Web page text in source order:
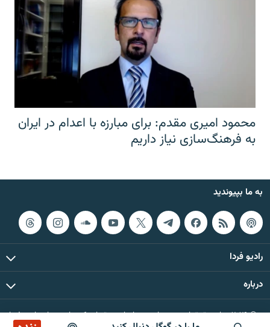
محمود امیری مقدم: برای مبارزه با اعدام در ایران
به فرهنگ‌سازی نیاز داریم
به ما بپیوندید
رادیو فردا
درباره
© ۲۰۲۶ تمام حقوق این وب‌سایت، بر اساس مقررات کپی‌رایت، برای رادیو فردا